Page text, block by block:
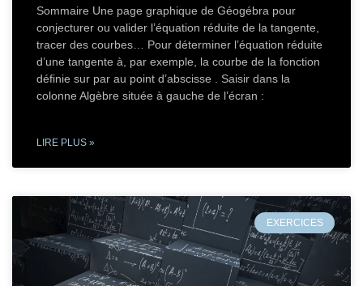
Sommaire Une page graphique de Géogébra pour
conjecturer ou valider l’équation réduite de la tangente,
tracer des courbes… Pour déterminer l’équation réduite
d’une tangente à, par exemple, la courbe de la fonction
définie sur par au point d’abscisse . Saisir dans la
colonne Algèbre située à gauche de l’écran :
LIRE PLUS »
EXERCICES